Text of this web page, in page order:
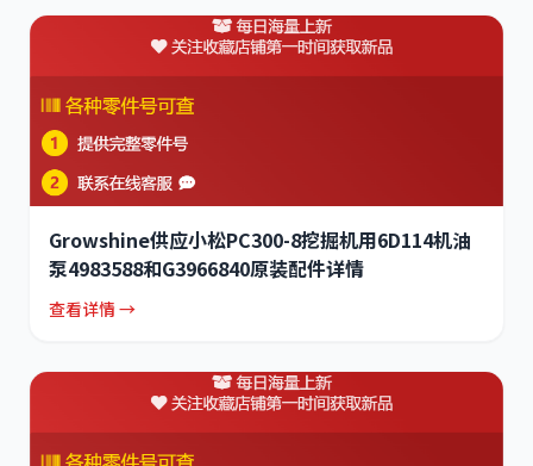
Growshine供应小松PC300-8挖掘机用6D114机油
泵4983588和G3966840原装配件详情
查看详情 →